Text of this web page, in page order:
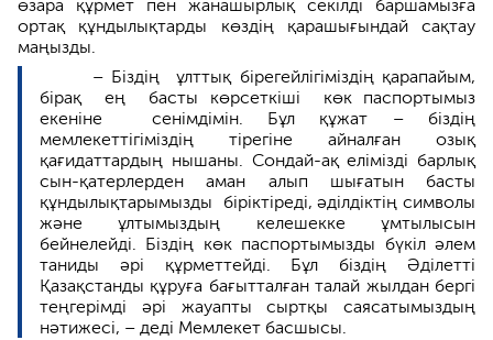
өзара құрмет пен жанашырлық секілді баршамызға
ортақ құндылықтарды көздің қарашығындай сақтау
маңызды.
– Біздің ұлттық бірегейлігіміздің қарапайым,
бірақ ең басты көрсеткіші көк паспортымыз
екеніне сенімдімін. Бұл құжат – біздің
мемлекеттігіміздің тірегіне айналған озық
қағидаттардың нышаны. Сондай-ақ елімізді барлық
сын-қатерлерден аман алып шығатын басты
құндылықтарымызды біріктіреді, әділдіктің символы
және ұлтымыздың келешекке ұмтылысын
бейнелейді. Біздің көк паспортымызды бүкіл әлем
таниды әрі құрметтейді. Бұл біздің Әділетті
Қазақстанды құруға бағытталған талай жылдан бергі
теңгерімді әрі жауапты сыртқы саясатымыздың
нәтижесі, – деді Мемлекет басшысы.